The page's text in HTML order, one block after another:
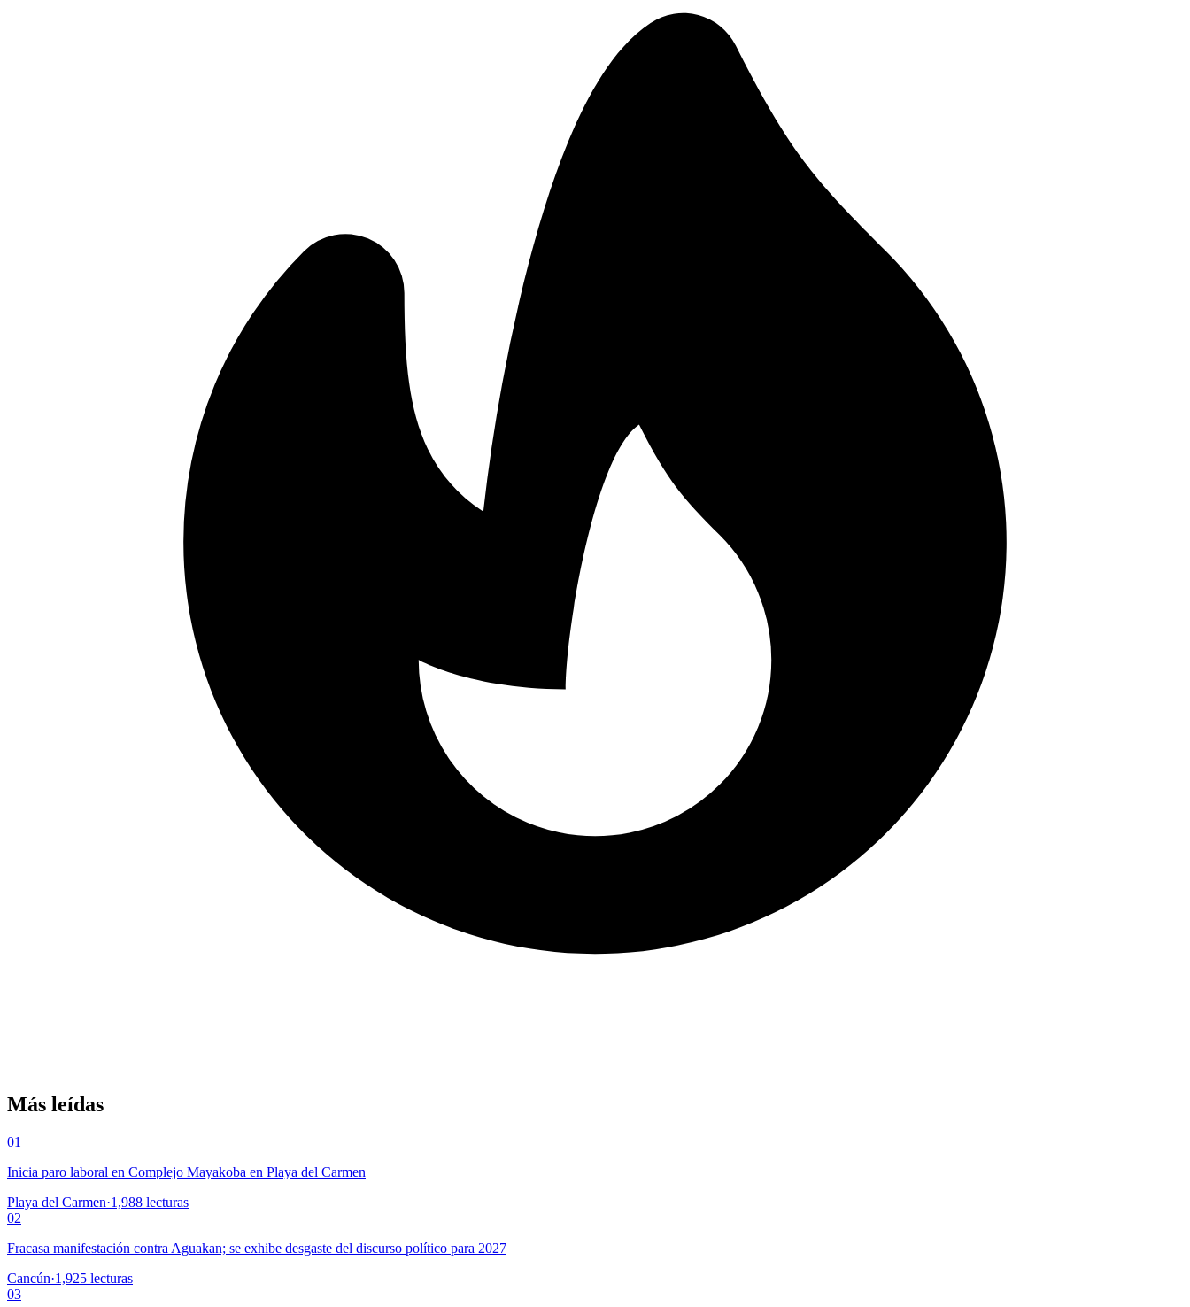
Más leídas
01
Inicia paro laboral en Complejo Mayakoba en Playa del Carmen
Playa del Carmen·1,988 lecturas
02
Fracasa manifestación contra Aguakan; se exhibe desgaste del discurso político para 2027
Cancún·1,925 lecturas
03